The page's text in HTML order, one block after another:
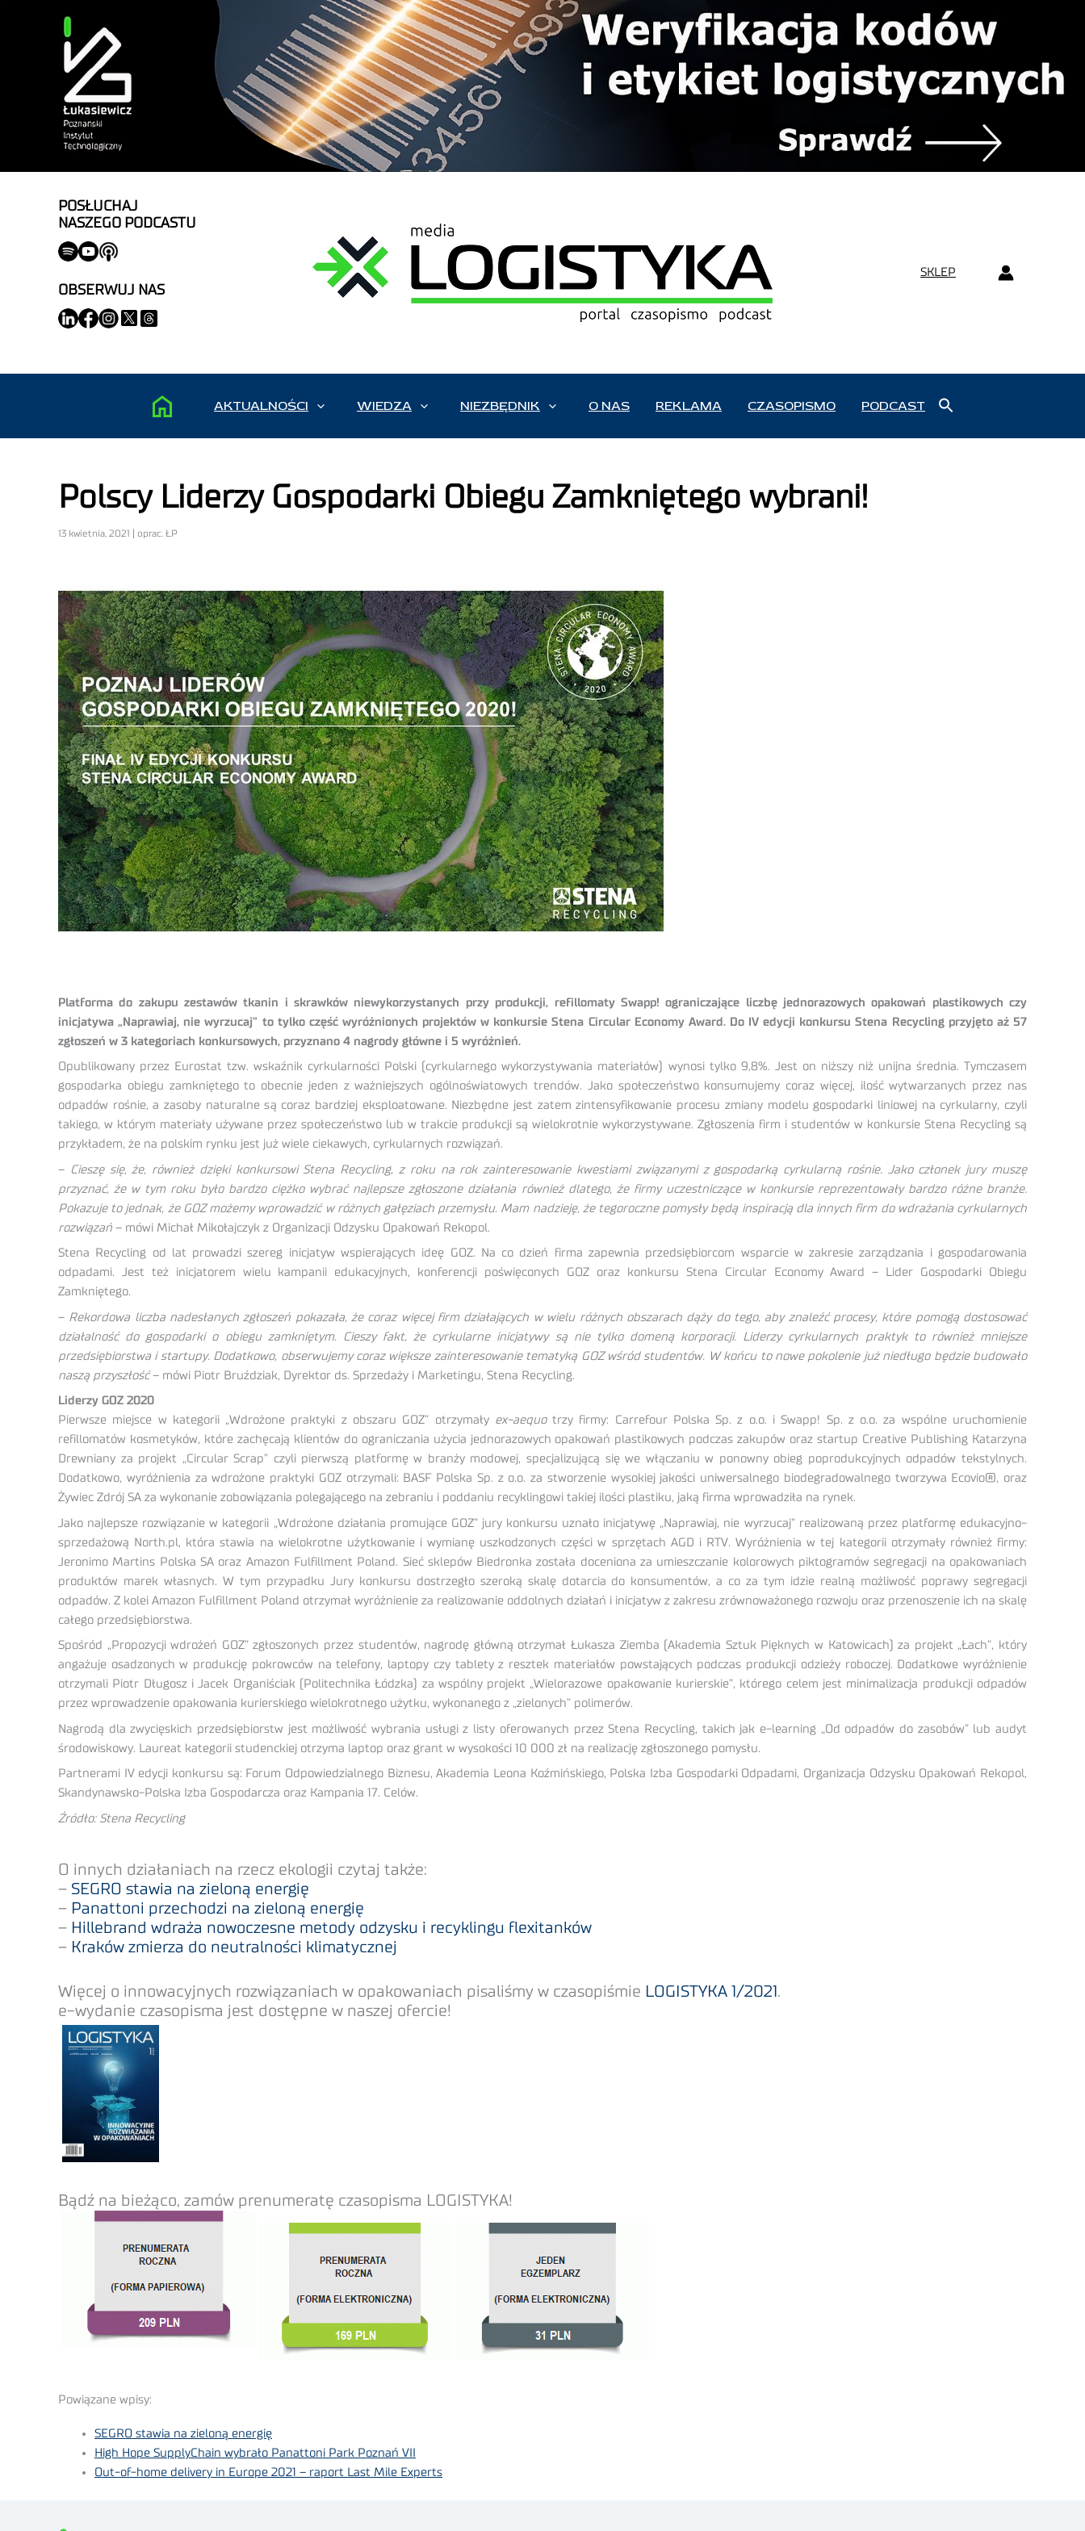
POSŁUCHAJ
NASZEGO PODCASTU
OBSERWUJ NAS
SKLEP
AKTUALNOŚCI WIEDZA NIEZBĘDNIK O NAS REKLAMA CZASOPISMO PODCAST
Polscy Liderzy Gospodarki Obiegu Zamkniętego wybrani!
13 kwietnia, 2021 | oprac. ŁP
Platforma do zakupu zestawów tkanin i skrawków niewykorzystanych przy produkcji, refillomaty Swapp! ograniczające liczbę jednorazowych opakowań plastikowych czy
inicjatywa „Naprawiaj, nie wyrzucaj” to tylko część wyróżnionych projektów w konkursie Stena Circular Economy Award. Do IV edycji konkursu Stena Recycling przyjęto aż 57
zgłoszeń w 3 kategoriach konkursowych, przyznano 4 nagrody główne i 5 wyróżnień.
Opublikowany przez Eurostat tzw. wskaźnik cyrkularności Polski (cyrkularnego wykorzystywania materiałów) wynosi tylko 9,8%. Jest on niższy niż unijna średnia. Tymczasem
gospodarka obiegu zamkniętego to obecnie jeden z ważniejszych ogólnoświatowych trendów. Jako społeczeństwo konsumujemy coraz więcej, ilość wytwarzanych przez nas
odpadów rośnie, a zasoby naturalne są coraz bardziej eksploatowane. Niezbędne jest zatem zintensyfikowanie procesu zmiany modelu gospodarki liniowej na cyrkularny, czyli
takiego, w którym materiały używane przez społeczeństwo lub w trakcie produkcji są wielokrotnie wykorzystywane. Zgłoszenia firm i studentów w konkursie Stena Recycling są
przykładem, że na polskim rynku jest już wiele ciekawych, cyrkularnych rozwiązań.
– Cieszę się, że, również dzięki konkursowi Stena Recycling, z roku na rok zainteresowanie kwestiami związanymi z gospodarką cyrkularną rośnie. Jako członek jury muszę
przyznać, że w tym roku było bardzo ciężko wybrać najlepsze zgłoszone działania również dlatego, że firmy uczestniczące w konkursie reprezentowały bardzo różne branże.
Pokazuje to jednak, że GOZ możemy wprowadzić w różnych gałęziach przemysłu. Mam nadzieję, że tegoroczne pomysły będą inspiracją dla innych firm do wdrażania cyrkularnych
rozwiązań – mówi Michał Mikołajczyk z Organizacji Odzysku Opakowań Rekopol.
Stena Recycling od lat prowadzi szereg inicjatyw wspierających ideę GOZ. Na co dzień firma zapewnia przedsiębiorcom wsparcie w zakresie zarządzania i gospodarowania
odpadami. Jest też inicjatorem wielu kampanii edukacyjnych, konferencji poświęconych GOZ oraz konkursu Stena Circular Economy Award – Lider Gospodarki Obiegu
Zamkniętego.
– Rekordowa liczba nadesłanych zgłoszeń pokazała, że coraz więcej firm działających w wielu różnych obszarach dąży do tego, aby znaleźć procesy, które pomogą dostosować
działalność do gospodarki o obiegu zamkniętym. Cieszy fakt, że cyrkularne inicjatywy są nie tylko domeną korporacji. Liderzy cyrkularnych praktyk to również mniejsze
przedsiębiorstwa i startupy. Dodatkowo, obserwujemy coraz większe zainteresowanie tematyką GOZ wśród studentów. W końcu to nowe pokolenie już niedługo będzie budowało
naszą przyszłość– mówi Piotr Bruździak, Dyrektor ds. Sprzedaży i Marketingu, Stena Recycling.
Liderzy GOZ 2020
Pierwsze miejsce w kategorii „Wdrożone praktyki z obszaru GOZ” otrzymały ex-aequotrzy firmy: Carrefour Polska Sp. z o.o. i Swapp! Sp. z o.o. za wspólne uruchomienie
refillomatów kosmetyków, które zachęcają klientów do ograniczania użycia jednorazowych opakowań plastikowych podczas zakupów oraz startup Creative Publishing Katarzyna
Drewniany za projekt „Circular Scrap” czyli pierwszą platformę w branży modowej, specjalizującą się we włączaniu w ponowny obieg poprodukcyjnych odpadów tekstylnych.
Dodatkowo, wyróżnienia za wdrożone praktyki GOZ otrzymali: BASF Polska Sp. z o.o. za stworzenie wysokiej jakości uniwersalnego biodegradowalnego tworzywa Ecovio®, oraz
Żywiec Zdrój SA za wykonanie zobowiązania polegającego na zebraniu i poddaniu recyklingowi takiej ilości plastiku, jaką firma wprowadziła na rynek.
Jako najlepsze rozwiązanie w kategorii „Wdrożone działania promujące GOZ” jury konkursu uznało inicjatywę „Naprawiaj, nie wyrzucaj” realizowaną przez platformę edukacyjno-
sprzedażową North.pl, która stawia na wielokrotne użytkowanie i wymianę uszkodzonych części w sprzętach AGD i RTV. Wyróżnienia w tej kategorii otrzymały również firmy:
Jeronimo Martins Polska SA oraz Amazon Fulfillment Poland. Sieć sklepów Biedronka została doceniona za umieszczanie kolorowych piktogramów segregacji na opakowaniach
produktów marek własnych. W tym przypadku Jury konkursu dostrzegło szeroką skalę dotarcia do konsumentów, a co za tym idzie realną możliwość poprawy segregacji
odpadów. Z kolei Amazon Fulfillment Poland otrzymał wyróżnienie za realizowanie oddolnych działań i inicjatyw z zakresu zrównoważonego rozwoju oraz przenoszenie ich na skalę
całego przedsiębiorstwa.
Spośród „Propozycji wdrożeń GOZ” zgłoszonych przez studentów, nagrodę główną otrzymał Łukasza Ziemba (Akademia Sztuk Pięknych w Katowicach) za projekt „Łach”, który
angażuje osadzonych w produkcję pokrowców na telefony, laptopy czy tablety z resztek materiałów powstających podczas produkcji odzieży roboczej. Dodatkowe wyróżnienie
otrzymali Piotr Długosz i Jacek Organiściak (Politechnika Łódzka) za wspólny projekt „Wielorazowe opakowanie kurierskie”, którego celem jest minimalizacja produkcji odpadów
przez wprowadzenie opakowania kurierskiego wielokrotnego użytku, wykonanego z „zielonych” polimerów.
Nagrodą dla zwycięskich przedsiębiorstw jest możliwość wybrania usługi z listy oferowanych przez Stena Recycling, takich jak e-learning „Od odpadów do zasobów” lub audyt
środowiskowy. Laureat kategorii studenckiej otrzyma laptop oraz grant w wysokości 10 000 zł na realizację zgłoszonego pomysłu.
Partnerami IV edycji konkursu są: Forum Odpowiedzialnego Biznesu, Akademia Leona Koźmińskiego, Polska Izba Gospodarki Odpadami, Organizacja Odzysku Opakowań Rekopol,
Skandynawsko-Polska Izba Gospodarcza oraz Kampania 17. Celów.
Źródło: Stena Recycling
O innych działaniach na rzecz ekologii czytaj także:
– SEGRO stawia na zieloną energię
– Panattoni przechodzi na zieloną energię
– Hillebrand wdraża nowoczesne metody odzysku i recyklingu flexitanków
– Kraków zmierza do neutralności klimatycznej
Więcej o innowacyjnych rozwiązaniach w opakowaniach pisaliśmy w czasopiśmie LOGISTYKA 1/2021 .
e-wydanie czasopisma jest dostępne w naszej ofercie!
Bądź na bieżąco, zamów prenumeratę czasopisma LOGISTYKA!
Powiązane wpisy:
SEGRO stawia na zieloną energię
High Hope SupplyChain wybrało Panattoni Park Poznań VII
Out-of-home delivery in Europe 2021 – raport Last Mile Experts